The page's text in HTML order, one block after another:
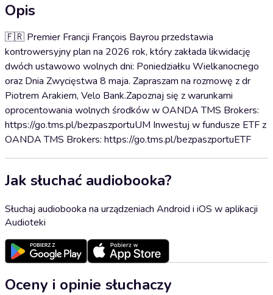
Opis
🇫🇷 Premier Francji François Bayrou przedstawia
kontrowersyjny plan na 2026 rok, który zakłada likwidację
dwóch ustawowo wolnych dni: Poniedziałku Wielkanocnego
oraz Dnia Zwycięstwa 8 maja. Zapraszam na rozmowę z dr
Piotrem Arakiem, Velo Bank.Zapoznaj się z warunkami
oprocentowania wolnych środków w OANDA TMS Brokers:
https://go.tms.pl/bezpaszportuUM Inwestuj w fundusze ETF z
OANDA TMS Brokers: https://go.tms.pl/bezpaszportuETF
Jak słuchać audiobooka?
Słuchaj audiobooka na urządzeniach Android i iOS w aplikacji
Audioteki
Oceny i opinie słuchaczy